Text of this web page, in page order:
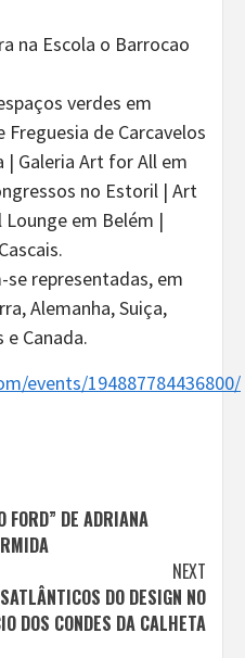
na Escola o Barrocao
verdes em
Freguesia de Carcavelos
| Galeria Art for All em
no Estoril | Art
Lounge em Belém |
representadas, em
Alemanha, Suiça,
e Canada.
events/194887784436800/
FORD” DE ADRIANA
NEXT
DO DESIGN NO
DOS CONDES DA CALHETA